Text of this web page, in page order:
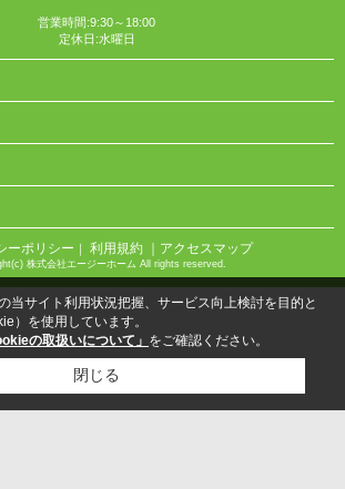
営業時間:9:30～18:00
定休日:水曜日
ーポリシー ｜ 利用規約 ｜アクセスマップ
株式会社エージーホーム All rights reserved.
当サイト利用状況把握、サービス向上検討を目的と
）を使用しています。
の取扱いについて」 をご確認ください。
閉じる